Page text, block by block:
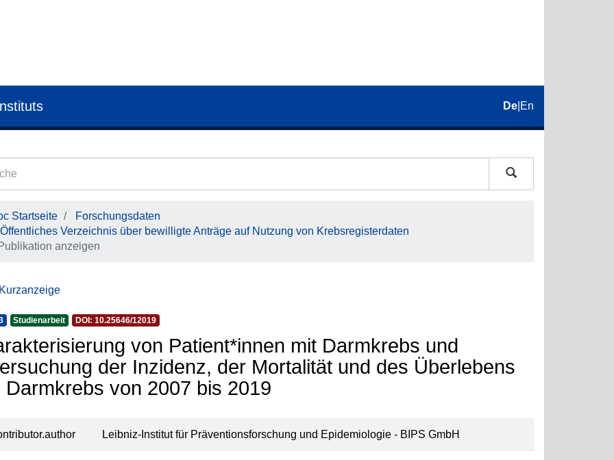
De En
Startseite
Forschungsdaten
Öffentliches Verzeichnis über bewilligte Anträge auf Nutzung von Krebsregisterdaten
anzeigen
Studienarbeit DOI: 10.25646/12019
von Patient*innen mit Darmkrebs und
der Inzidenz, der Mortalität und des Überlebens
Darmkrebs von 2007 bis 2019
Leibniz-Institut für Präventionsforschung und Epidemiologie - BIPS GmbH